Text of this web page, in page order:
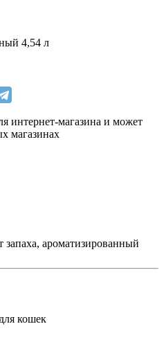
4,54 л
интернет-магазина и может
магазинах
запаха, ароматизированный
кошек